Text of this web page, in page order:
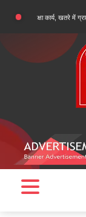
content
कार्य, खतरे में ग्रामीण